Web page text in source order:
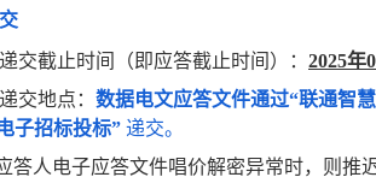
交截止时间（即应答截止时间）： 2025年
交地点： 数据电文应答文件通过“联通智
子招标投标” 递交。
答人电子应答文件唱价解密异常时，则推